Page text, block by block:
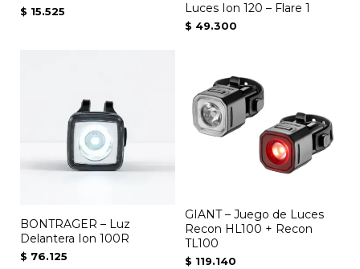
$ 15.525
Luces Ion 120 – Flare 1
$ 49.300
BONTRAGER – Luz
Delantera Ion 100R
$ 76.125
GIANT – Juego de Luces
Recon HL100 + Recon
TL100
$ 119.140